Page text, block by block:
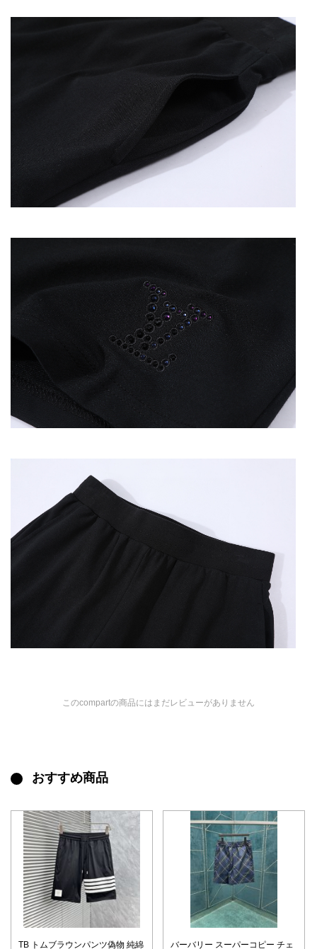
このcompartの商品にはまだレビューがありません
おすすめ商品
TB トムブラウンパンツ偽物 純綿 バーバリー スーパーコピー チェ